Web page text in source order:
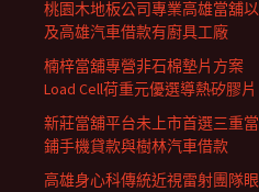
桃園木地板公司專業高雄當舖以
及高雄汽車借款有廚具工廠
楠梓當舖專營非石棉墊片方案
Load Cell荷重元優選導熱矽膠片
新莊當舖平台未上市首選三重當
鋪手機貸款與樹林汽車借款
高雄身心科傳統近視雷射團隊眼